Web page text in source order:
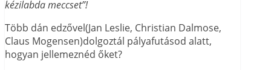
kézilabda meccset”!
Több dán edzővel(Jan Leslie, Christian Dalmose,
Claus Mogensen)dolgoztál pályafutásod alatt,
hogyan jellemeznéd őket?